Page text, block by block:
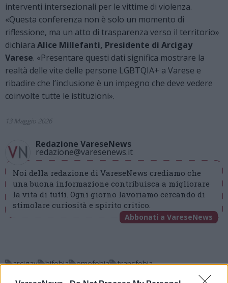
interventi intersezionali per le vittime di violenza.
«Questa conferenza non è solo un momento di
riflessione, ma un atto di trasparenza verso il territorio»
dichiara Alice Millefanti, Presidente di Arcigay
Varese. «Presentare questi dati significa mostrare la
realtà delle vite delle persone LGBTQIA+ a Varese e
ribadire che l’inclusione è un impegno che deve vedere
coinvolte tutte le istituzioni».
13 Maggio 2026
Redazione VareseNews
redazione@varesenews.it
Noi della redazione di VareseNews crediamo che
una buona informazione contribuisca a migliorare
la vita di tutti. Ogni giorno lavoriamo cercando di
stimolare curiosità e spirito critico.
Abbonati a VareseNews
arcigay bifobia omofobia transfobia